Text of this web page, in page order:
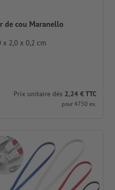
de cou Maranello
x 2,0 x 0,2 cm
Prix unitaire dès 2,24 € TTC
pour 4750 ex.